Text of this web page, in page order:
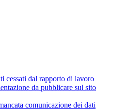
cessati dal rapporto di lavoro
da pubblicare sul sito
comunicazione dei dati